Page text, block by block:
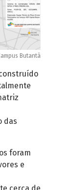
Butantã
das
foram
e
cerca de